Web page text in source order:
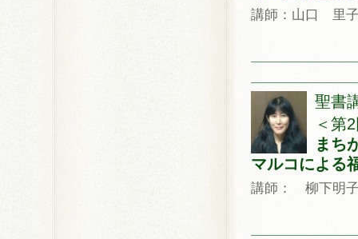
講師：山口 里
聖書
＜第
まち
マルコによる
講師： 柳下明